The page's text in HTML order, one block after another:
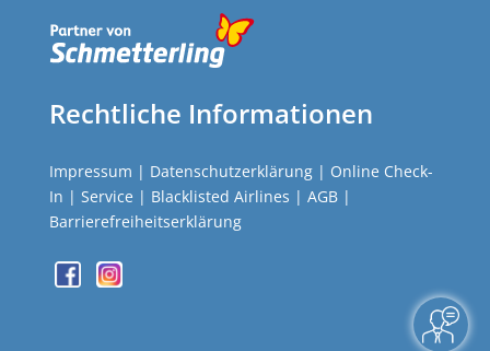
Rechtliche Informationen
Impressum | Datenschutzerklärung| Online Check-
In | Service | Blacklisted Airlines | AGB|
Barrierefreiheitserklärung